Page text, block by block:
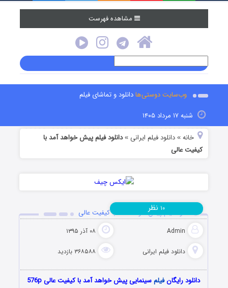
مشاهده فهرست
وب‌سایت دوستی‌هادانلود و تماشای فیلم
شنبه ۱۷ مرداد ۱۴۰۵
خانه »دانلود فیلم‌ ایرانی »دانلود فیلم پیش خواهد آمد با
کیفیت عالی
دانلود فیلم پیش خواهد آمد با کیفیت عالی
Admin ۰۸ آذر ۱۳۹۵
دانلود فیلم‌ ایرانی ۳۶۸۵۸۸ بازدید
۱۰ نظر
دانلود رایگانفیلم
سینمایی پیش خواهد آمد با کیفیت عالی 576p